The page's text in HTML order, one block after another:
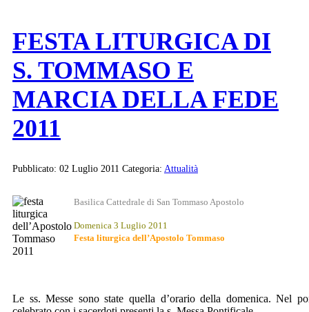
FESTA LITURGICA DI
S. TOMMASO E
MARCIA DELLA FEDE
2011
Pubblicato: 02 Luglio 2011 Categoria: Attualità
Basilica Cattedrale di San Tommaso Apostolo
Domenica 3 Luglio 2011
Festa liturgica dell’Apostolo Tommaso
Le ss. Messe sono state quella d’orario della domenica. Nel